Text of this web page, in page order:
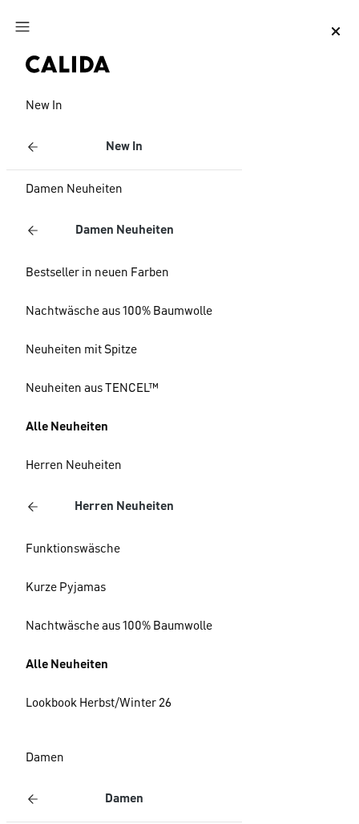
Zum Hauptinhalt springen
New In
New In
Damen Neuheiten
Damen Neuheiten
Bestseller in neuen Farben
Nachtwäsche aus 100% Baumwolle
Neuheiten mit Spitze
Neuheiten aus TENCEL™
Alle Neuheiten
Herren Neuheiten
Herren Neuheiten
Funktionswäsche
Kurze Pyjamas
Nachtwäsche aus 100% Baumwolle
Alle Neuheiten
Lookbook Herbst/Winter 26
Damen
Damen